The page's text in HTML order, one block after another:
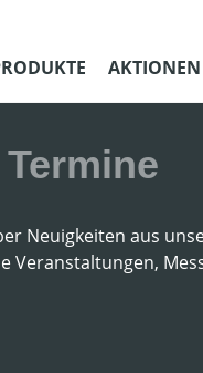
AKTIONEN
Neuigkeiten aus
Veranstaltungen,